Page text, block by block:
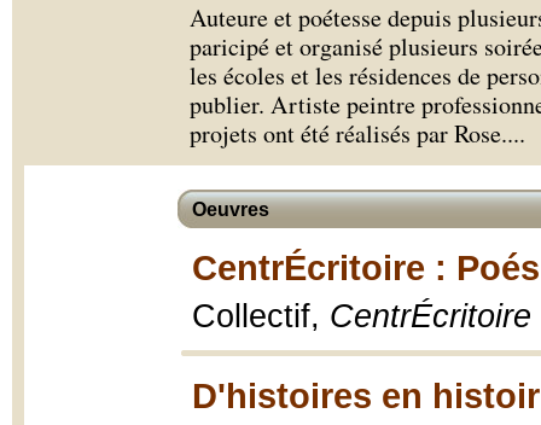
Auteure et poétesse depuis
paricipé et organisé plusieurs
les écoles et les résidences de
publier. Artiste peintre
projets ont été réalisés par Rose....
Oeuvres
CentrÉcritoire :
Collectif,
D'histoires en